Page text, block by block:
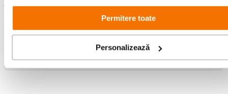
Permitere toate
Personalizează
ATH-M70X
Pagina
Audio-Technica ATH-M70X Casti
Întrebări și răspunsuri
Nu găsești răspunsul pe care îl cauți?
Pune o întrebare